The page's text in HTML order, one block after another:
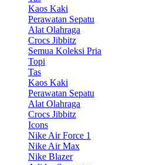
Kaos Kaki
Perawatan Sepatu
Alat Olahraga
Crocs Jibbitz
Semua Koleksi Pria
Topi
Tas
Kaos Kaki
Perawatan Sepatu
Alat Olahraga
Crocs Jibbitz
Icons
Nike Air Force 1
Nike Air Max
Nike Blazer